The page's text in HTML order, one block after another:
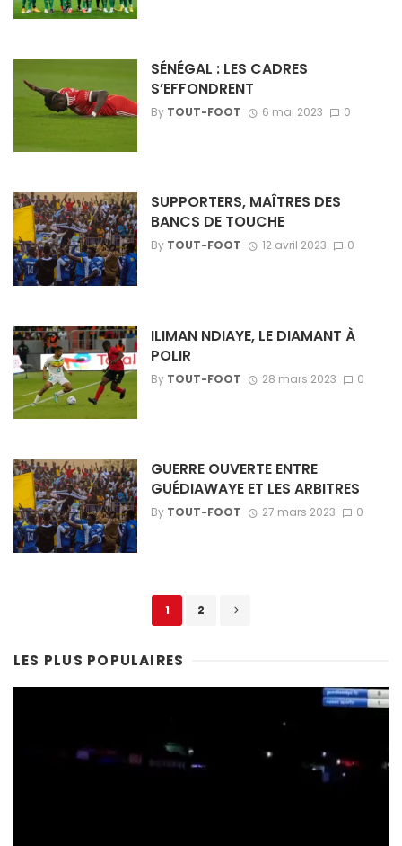
SÉNÉGAL : LES CADRES
S’EFFONDRENT
By TOUT-FOOT 6 mai 2023 0
SUPPORTERS, MAÎTRES DES
BANCS DE TOUCHE
By TOUT-FOOT 12 avril 2023 0
ILIMAN NDIAYE, LE DIAMANT À
POLIR
By TOUT-FOOT 28 mars 2023 0
GUERRE OUVERTE ENTRE
GUÉDIAWAYE ET LES ARBITRES
By TOUT-FOOT 27 mars 2023 0
1 2
LES PLUS POPULAIRES